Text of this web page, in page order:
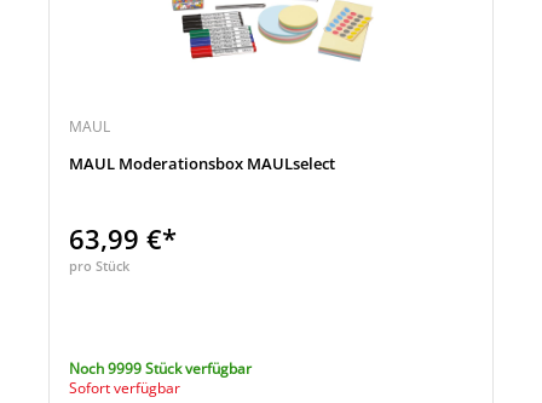
MAUL
MAUL Moderationsbox MAULselect
63,99 €*
pro Stück
Noch 9999 Stück verfügbar
Sofort verfügbar